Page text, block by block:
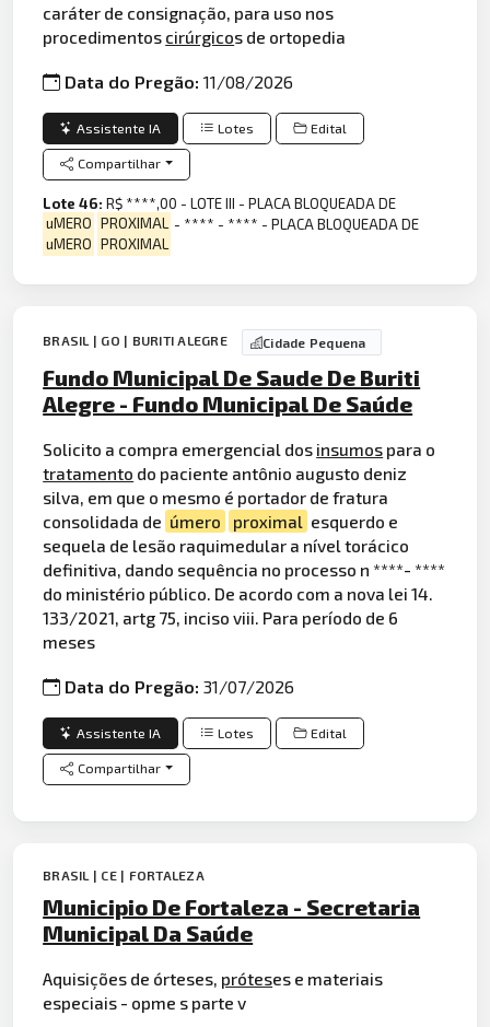
caráter de consignação, para uso nos
procedimentos cirúrgicos de ortopedia
Data do Pregão:11/08/2026
Assistente IA Lotes Edital
Compartilhar
Lote 46:R$ ****,00 - LOTE III - PLACA BLOQUEADA DE
uMERO
PROXIMAL - **** - **** - PLACA BLOQUEADA DE
uMERO
PROXIMAL
BRASIL | GO | BURITI ALEGRE Cidade Pequena
Fundo Municipal De Saude De Buriti
Alegre - Fundo Municipal De Saúde
Solicito a compra emergencial dos insumos para o
tratamento do paciente antônio augusto deniz
silva, em que o mesmo é portador de fratura
consolidada de úmero proximal esquerdo e
sequela de lesão raquimedular a nível torácico
definitiva, dando sequência no processo n ****- ****
do ministério público. De acordo com a nova lei 14.
133/2021, artg 75, inciso viii. Para período de 6
meses
Data do Pregão:31/07/2026
Assistente IA Lotes Edital
Compartilhar
BRASIL | CE | FORTALEZA
Municipio De Fortaleza - Secretaria
Municipal Da Saúde
Aquisições de órteses, próteses e materiais
especiais - opme s parte v